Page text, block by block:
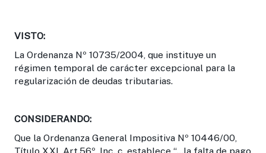
VISTO:
La Ordenanza Nº 10735/2004, que instituye un
régimen temporal de carácter excepcional para la
regularización de deudas tributarias.
CONSIDERANDO:
Que la Ordenanza General Impositiva Nº 10446/00,
Título XXI, Art.56º, Inc. c, establece “...la falta de pago